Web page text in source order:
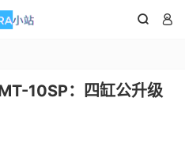
 
10SP：四缸公升级